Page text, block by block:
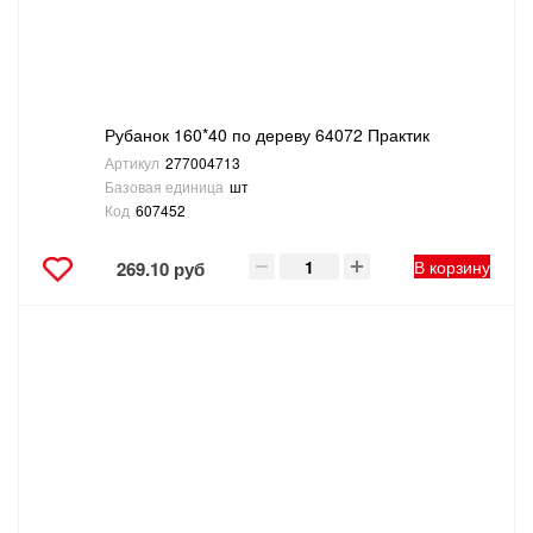
ЭЛЕКТРОМОНТАЖНЫЕ ТОВАРЫ, СВЕТОТЕХНИКА
Рубанок 160*40 по дереву 64072 Практик
Артикул 277004713
Базовая единица шт
Код 607452
269.10 руб В корзину